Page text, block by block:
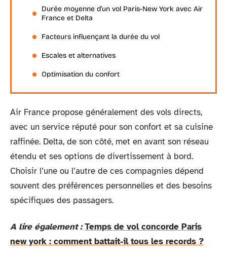
Durée moyenne d’un vol Paris-New York avec Air
France et Delta
Facteurs influençant la durée du vol
Escales et alternatives
Optimisation du confort
Air France propose généralement des vols directs,
avec un service réputé pour son confort et sa cuisine
raffinée. Delta, de son côté, met en avant son réseau
étendu et ses options de divertissement à bord.
Choisir l’une ou l’autre de ces compagnies dépend
souvent des préférences personnelles et des besoins
spécifiques des passagers.
A lire également : Temps de vol concorde Paris
new york : comment battait-il tous les records ?